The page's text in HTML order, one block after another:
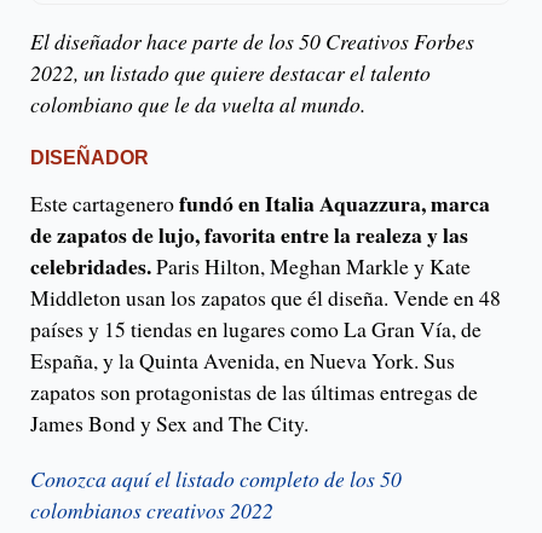
El diseñador hace parte de los 50 Creativos Forbes
2022, un listado que quiere destacar el talento
colombiano que le da vuelta al mundo.
DISEÑADOR
Este cartagenerofundó en Italia Aquazzura, marca
de zapatos de lujo, favorita entre la realeza y las
celebridades.Paris Hilton, Meghan Markle y Kate
Middleton usan los zapatos que él diseña. Vende en 48
países y 15 tiendas en lugares como La Gran Vía, de
España, y la Quinta Avenida, en Nueva York. Sus
zapatos son protagonistas de las últimas entregas de
James Bond y Sex and The City.
Conozca aquí el listado completo de los 50
colombianos creativos 2022